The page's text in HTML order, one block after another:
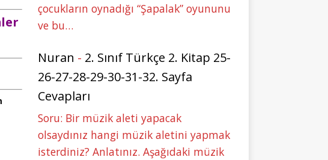
çocukların oynadığı “Şapalak” oyununu
ve bu…
Nuran - 2. Sınıf Türkçe 2. Kitap 25-
26-27-28-29-30-31-32. Sayfa
Cevapları
Soru: Bir müzik aleti yapacak
olsaydınız hangi müzik aletini yapmak
isterdiniz? Anlatınız. Aşağıdaki müzik